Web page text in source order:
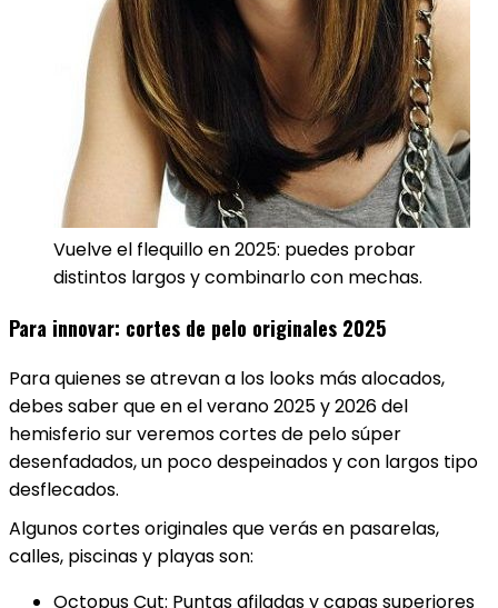
Vuelve el flequillo en 2025: puedes probar
distintos largos y combinarlo con mechas.
Para innovar: cortes de pelo originales 2025
Para quienes se atrevan a los looks más alocados,
debes saber que en el verano 2025 y 2026 del
hemisferio sur veremos cortes de pelo súper
desenfadados, un poco despeinados y con largos tipo
desflecados.
Algunos cortes originales que verás en pasarelas,
calles, piscinas y playas son:
Octopus Cut: Puntas afiladas y capas superiores